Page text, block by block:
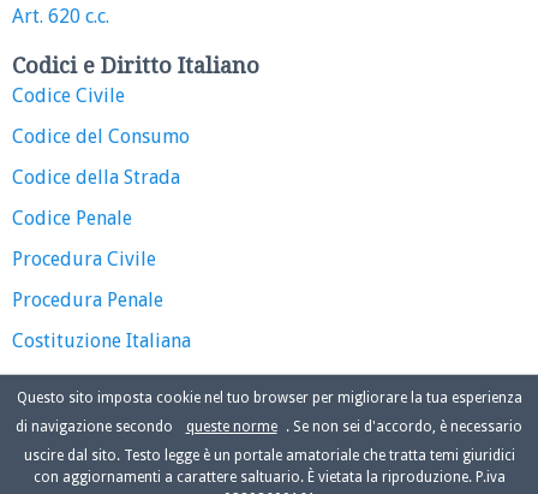
Art. 620 c.c.
Codici e Diritto Italiano
Codice Civile
Codice del Consumo
Codice della Strada
Codice Penale
Procedura Civile
Procedura Penale
Costituzione Italiana
Questo sito imposta cookie nel tuo browser per migliorare la tua esperienza
di navigazione secondo
queste norme
. Se non sei d'accordo, è necessario
uscire dal sito. Testo legge è un portale amatoriale che tratta temi giuridici
con aggiornamenti a carattere saltuario. È vietata la riproduzione. P.iva